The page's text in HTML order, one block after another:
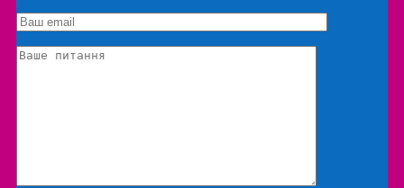
Екскурсія/локація